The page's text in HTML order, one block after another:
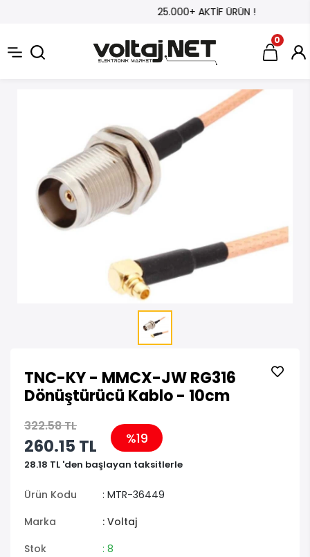
25.000+ AKTİF ÜRÜN !
0
TNC-KY - MMCX-JW RG316
Dönüştürücü Kablo - 10cm
322.58 TL
260.15 TL %19
28.18 TL 'den başlayan taksitlerle
Ürün Kodu
: MTR-36449
Marka
: Voltaj
Stok
: 8